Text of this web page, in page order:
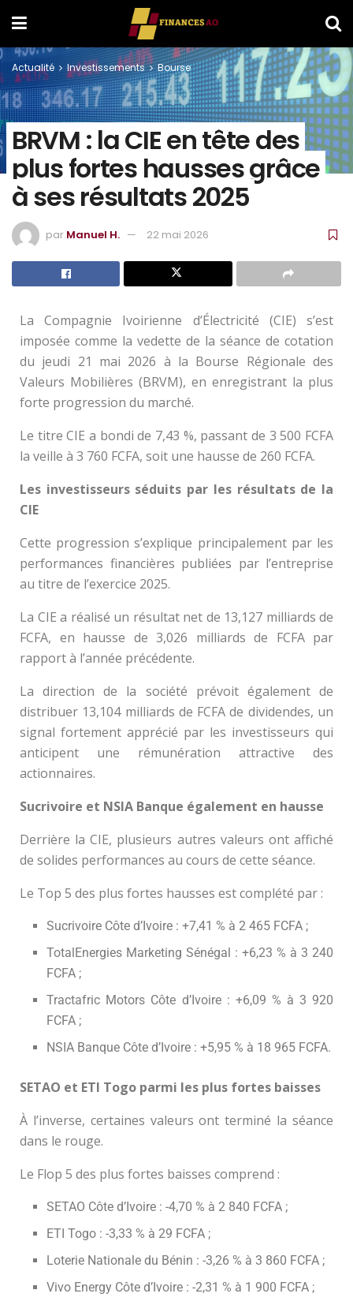
Actualité Investissements Bourse
BRVM : la CIE en tête des
plus fortes hausses grâce
à ses résultats 2025
par Manuel H. 22 mai 2026
La Compagnie Ivoirienne d’Électricité (CIE) s’est
imposée comme la vedette de la séance de cotation
du jeudi 21 mai 2026 à la Bourse Régionale des
Valeurs Mobilières (BRVM), en enregistrant la plus
forte progression du marché.
Le titre CIE a bondi de 7,43 %, passant de 3 500 FCFA
la veille à 3 760 FCFA, soit une hausse de 260 FCFA.
Les investisseurs séduits par les résultats de la
CIE
Cette progression s’explique principalement par les
performances financières publiées par l’entreprise
au titre de l’exercice 2025.
La CIE a réalisé un résultat net de 13,127 milliards de
FCFA, en hausse de 3,026 milliards de FCFA par
rapport à l’année précédente.
La direction de la société prévoit également de
distribuer 13,104 milliards de FCFA de dividendes, un
signal fortement apprécié par les investisseurs qui
anticipent une rémunération attractive des
actionnaires.
Sucrivoire et NSIA Banque également en hausse
Derrière la CIE, plusieurs autres valeurs ont affiché
de solides performances au cours de cette séance.
Le Top 5 des plus fortes hausses est complété par :
Sucrivoire Côte d’Ivoire : +7,41 % à 2 465 FCFA ;
TotalEnergies Marketing Sénégal : +6,23 % à 3 240
FCFA ;
Tractafric Motors Côte d’Ivoire : +6,09 % à 3 920
FCFA ;
NSIA Banque Côte d’Ivoire : +5,95 % à 18 965 FCFA.
SETAO et ETI Togo parmi les plus fortes baisses
À l’inverse, certaines valeurs ont terminé la séance
dans le rouge.
Le Flop 5 des plus fortes baisses comprend :
SETAO Côte d’Ivoire : -4,70 % à 2 840 FCFA ;
ETI Togo : -3,33 % à 29 FCFA ;
Loterie Nationale du Bénin : -3,26 % à 3 860 FCFA ;
Vivo Energy Côte d’Ivoire : -2,31 % à 1 900 FCFA ;